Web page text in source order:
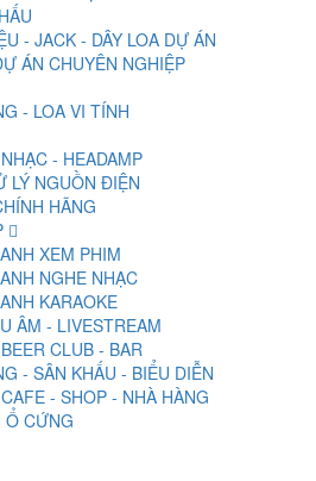
- JACK - DÂY LOA DỰ ÁN
ÁN CHUYÊN NGHIỆP
- LOA VI TÍNH
- HEADAMP
LÝ NGUỒN ĐIỆN
HÃNG
XEM PHIM
NGHE NHẠC
KARAOKE
ÂM - LIVESTREAM
CLUB - BAR
- SÂN KHẤU - BIỂU DIỄN
- SHOP - NHÀ HÀNG
Ổ CỨNG